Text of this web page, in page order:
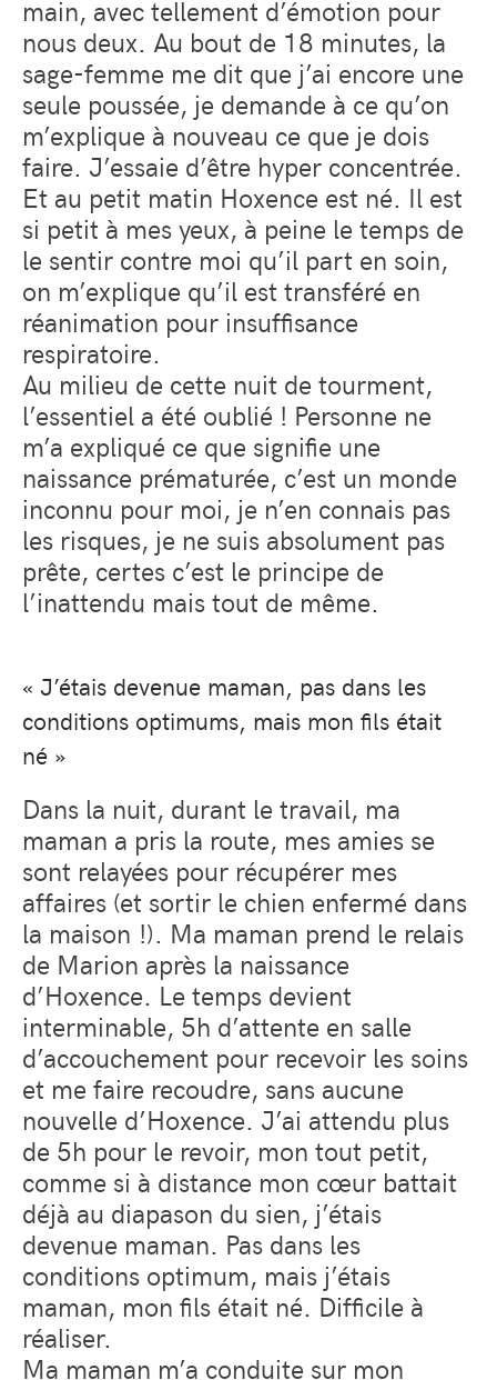
main, avec tellement d’émotion pour
nous deux. Au bout de 18 minutes, la
sage-femme me dit que j’ai encore une
seule poussée, je demande à ce qu’on
m’explique à nouveau ce que je dois
faire. J’essaie d’être hyper concentrée.
Et au petit matin Hoxence est né. Il est
si petit à mes yeux, à peine le temps de
le sentir contre moi qu’il part en soin,
on m’explique qu’il est transféré en
réanimation pour insuffisance
respiratoire.
Au milieu de cette nuit de tourment,
l’essentiel a été oublié ! Personne ne
m’a expliqué ce que signifie une
naissance prématurée, c’est un monde
inconnu pour moi, je n’en connais pas
les risques, je ne suis absolument pas
prête, certes c’est le principe de
l’inattendu mais tout de même.
« J’étais devenue maman, pas dans les
conditions optimums, mais mon fils était
né »
Dans la nuit, durant le travail, ma
maman a pris la route, mes amies se
sont relayées pour récupérer mes
affaires (et sortir le chien enfermé dans
la maison !). Ma maman prend le relais
de Marion après la naissance
d’Hoxence. Le temps devient
interminable, 5h d’attente en salle
d’accouchement pour recevoir les soins
et me faire recoudre, sans aucune
nouvelle d’Hoxence. J’ai attendu plus
de 5h pour le revoir, mon tout petit,
comme si à distance mon cœur battait
déjà au diapason du sien, j’étais
devenue maman. Pas dans les
conditions optimum, mais j’étais
maman, mon fils était né. Difficile à
réaliser.
Ma maman m’a conduite sur mon